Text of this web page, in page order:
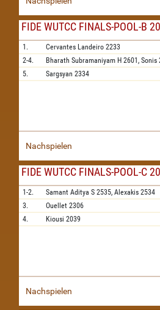
FIDE WUTCC FINALS-POOL-B
1. Cervantes Landeiro 2233
2-4.
Bharath Subramaniyam H 2601, Sonis
5.
Sargsyan 2334
Nachspielen
FIDE WUTCC FINALS-POOL-C
1-2. Samant Aditya S 2535, Alexakis 2534
3.
Ouellet 2306
4.
Kiousi 2039
Nachspielen